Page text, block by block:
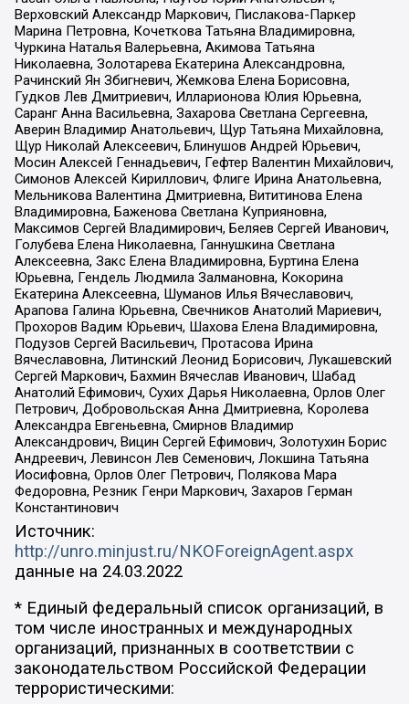
Верховский Александр Маркович, Пислакова-Паркер
Марина Петровна, Кочеткова Татьяна Владимировна,
Чуркина Наталья Валерьевна, Акимова Татьяна
Николаевна, Золотарева Екатерина Александровна,
Рачинский Ян Збигневич, Жемкова Елена Борисовна,
Гудков Лев Дмитриевич, Илларионова Юлия Юрьевна,
Саранг Анна Васильевна, Захарова Светлана Сергеевна,
Аверин Владимир Анатольевич, Щур Татьяна Михайловна,
Щур Николай Алексеевич, Блинушов Андрей Юрьевич,
Мосин Алексей Геннадьевич, Гефтер Валентин Михайлович,
Симонов Алексей Кириллович, Флиге Ирина Анатольевна,
Мельникова Валентина Дмитриевна, Вититинова Елена
Владимировна, Баженова Светлана Куприяновна,
Максимов Сергей Владимирович, Беляев Сергей Иванович,
Голубева Елена Николаевна, Ганнушкина Светлана
Алексеевна, Закс Елена Владимировна, Буртина Елена
Юрьевна, Гендель Людмила Залмановна, Кокорина
Екатерина Алексеевна, Шуманов Илья Вячеславович,
Арапова Галина Юрьевна, Свечников Анатолий Мариевич,
Прохоров Вадим Юрьевич, Шахова Елена Владимировна,
Подузов Сергей Васильевич, Протасова Ирина
Вячеславовна, Литинский Леонид Борисович, Лукашевский
Сергей Маркович, Бахмин Вячеслав Иванович, Шабад
Анатолий Ефимович, Сухих Дарья Николаевна, Орлов Олег
Петрович, Добровольская Анна Дмитриевна, Королева
Александра Евгеньевна, Смирнов Владимир
Александрович, Вицин Сергей Ефимович, Золотухин Борис
Андреевич, Левинсон Лев Семенович, Локшина Татьяна
Иосифовна, Орлов Олег Петрович, Полякова Мара
Федоровна, Резник Генри Маркович, Захаров Герман
Константинович
Источник:
http://unro.minjust.ru/NKOForeignAgent.aspx
данные на 24.03.2022
* Единый федеральный список организаций, в
том числе иностранных и международных
организаций, признанных в соответствии с
законодательством Российской Федерации
террористическими: